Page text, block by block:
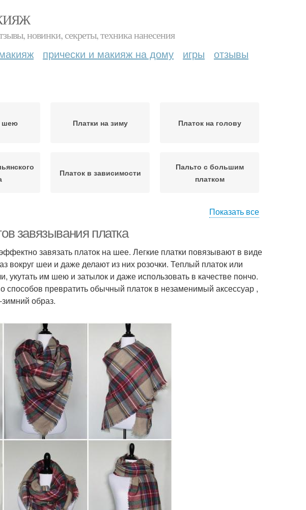
новинки, секреты, техника нанесения
прически и макияж на дому игры отзывы
шею Платки на зиму Платок на голову
Платок в зависимости
Пальто с большим
платком
наряд
завязывания
Узел на платке Модные платки
Показать все
завязывания платка
завязать платок на шее. Легкие платки повязывают в виде
вокруг шеи и даже делают из них розочки. Теплый платок или
укутать им шею и затылок и даже использовать в качестве пончо.
превратить обычный платок в незаменимый аксессуар ,
образ.